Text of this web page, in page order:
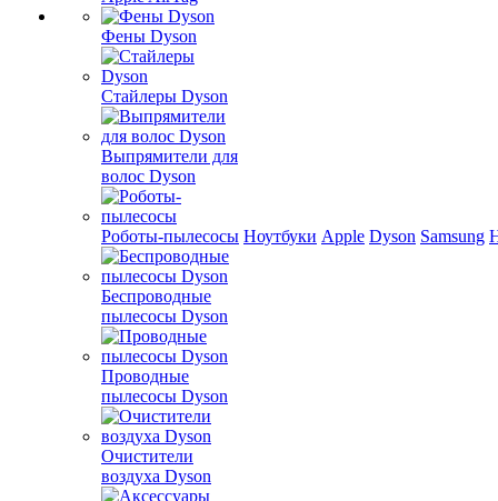
Фены Dyson
Стайлеры Dyson
Выпрямители для
волос Dyson
Роботы-пылесосы
Беспроводные
пылесосы Dyson
Проводные
пылесосы Dyson
Очистители
воздуха Dyson
Ноутбуки Apple Dyson Samsung